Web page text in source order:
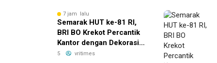
7 jam lalu
Semarak HUT ke-81 RI,
BRI BO Krekot Percantik
Kantor dengan Dekorasi
Bernuansa Merah Putih
5 vritimes